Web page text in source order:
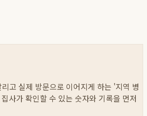
고 실제 방문으로 이어지게 하는 '지역 병
사가 확인할 수 있는 숫자와 기록을 먼저